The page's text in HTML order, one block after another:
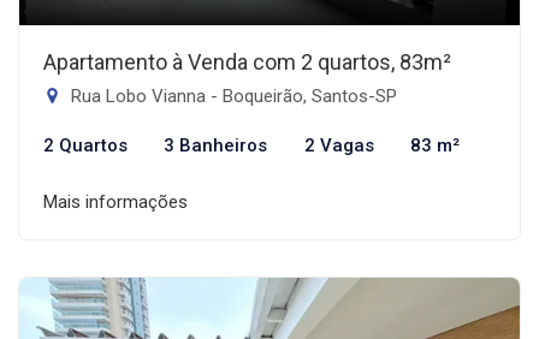
Apartamento à Venda com 2 quartos, 83m²
Rua Lobo Vianna - Boqueirão, Santos-SP
2 Quartos 3 Banheiros 2 Vagas 83 m²
Mais informações